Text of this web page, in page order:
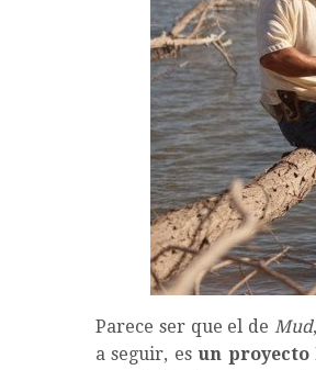
Parece ser que el de Mud
a seguir, es un proyecto